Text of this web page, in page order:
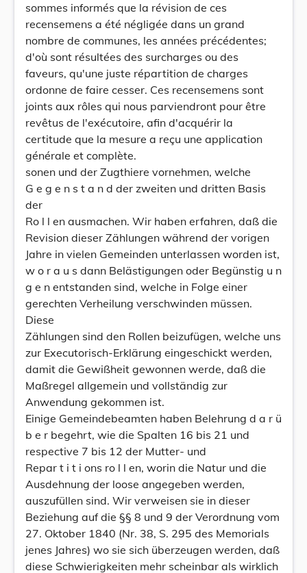
sommes informés que la révision de ces
recensemens a été négligée dans un grand
nombre de communes, les années précédentes;
d'où sont résultées des surcharges ou des
faveurs, qu'une juste répartition de charges
ordonne de faire cesser. Ces recensemens sont
joints aux rôles qui nous parviendront pour être
revêtus de l'exécutoire, afin d'acquérir la
certitude que la mesure a reçu une application
générale et complète.
sonen und der Zugthiere vornehmen, welche
G e g e n s t a n d der zweiten und dritten Basis
der
Ro l l en ausmachen. Wir haben erfahren, daß die
Revision dieser Zählungen während der vorigen
Jahre in vielen Gemeinden unterlassen worden ist,
w o r a u s dann Belästigungen oder Begünstig u n
g e n entstanden sind, welche in Folge einer
gerechten Verheilung verschwinden müssen.
Diese
Zählungen sind den Rollen beizufügen, welche uns
zur Executorisch-Erklärung eingeschickt werden,
damit die Gewißheit gewonnen werde, daß die
Maßregel allgemein und vollständig zur
Anwendung gekommen ist.
Einige Gemeindebeamten haben Belehrung d a r ü
b e r begehrt, wie die Spalten 16 bis 21 und
respective 7 bis 12 der Mutter- und
Repar t i t i ons ro l l en, worin die Natur und die
Ausdehnung der loose angegeben werden,
auszufüllen sind. Wir verweisen sie in dieser
Beziehung auf die §§ 8 und 9 der Verordnung vom
27. Oktober 1840 (Nr. 38, S. 295 des Memorials
jenes Jahres) wo sie sich überzeugen werden, daß
diese Schwierigkeiten mehr scheinbar als wirklich